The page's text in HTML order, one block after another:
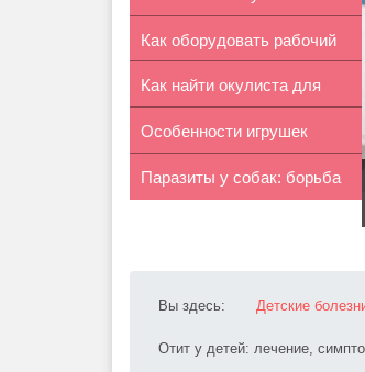
«Осенние лис...
Как оборудовать рабочий
уголок ...
Как найти окулиста для
ребенка
Особенности игрушек
Sylvanian F...
Паразиты у собак: борьба
Вы здесь: Детские
Отит у детей: лечение,